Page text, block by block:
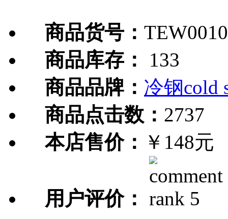
商品货号：
商品库存：
133
商品品牌： 冷钢cold
商品点击数： 2737
本店售价： ￥148元
用户评价：